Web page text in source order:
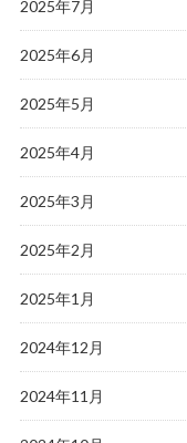
2025年7月
2025年6月
2025年5月
2025年4月
2025年3月
2025年2月
2025年1月
2024年12月
2024年11月